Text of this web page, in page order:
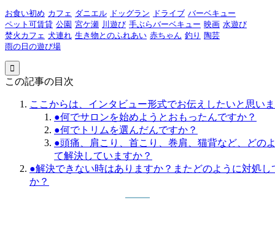
お食い初め カフェ ダニエル ドッグラン ドライブ バーベキュー
ペット可賃貸 公園 宮ケ瀬 川遊び 手ぶらバーベキュー 映画 水遊び
焚火カフェ 犬連れ 生き物とのふれあい 赤ちゃん 釣り 陶芸
雨の日の遊び場

この記事の目次
ここからは、インタビュー形式でお伝えしたいと思い
●何でサロンを始めようとおもったんですか？
●何でトリムを選んだんですか？
●頭痛、肩こり、首こり、巻肩、猫背など、どの
て解決していますか？
●解決できない時はありますか？またどのように対処し
か？